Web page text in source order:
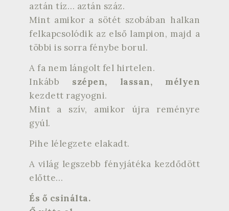
aztán tíz… aztán száz.
Mint amikor a sötét szobában halkan
felkapcsolódik az első lampion, majd a
többi is sorra fénybe borul.
A fa nem lángolt fel hirtelen.
Inkább szépen, lassan, mélyen
kezdett ragyogni.
Mint a szív, amikor újra reményre
gyúl.
Pihe lélegzete elakadt.
A világ legszebb fényjátéka kezdődött
előtte…
És ő csinálta.